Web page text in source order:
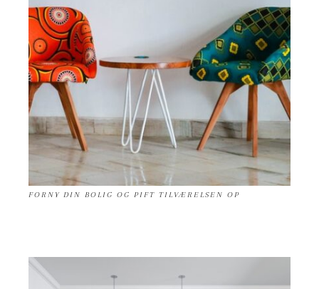
FORNY DIN BOLIG OG PIFT TILVÆRELSEN OP